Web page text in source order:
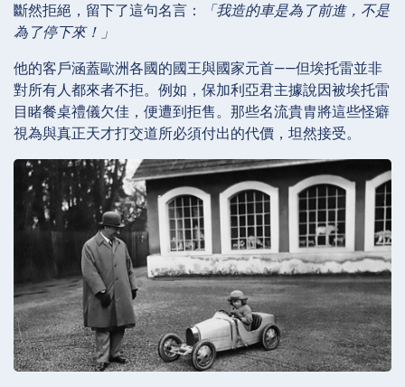
斷然拒絕，留下了這句名言：
「我造的車是為了前進，不是
為了停下來！」
他的客戶涵蓋歐洲各國的國王與國家元首——但埃托雷並非
對所有人都來者不拒。例如，保加利亞君主據說因被埃托雷
目睹餐桌禮儀欠佳，便遭到拒售。那些名流貴胄將這些怪癖
視為與真正天才打交道所必須付出的代價，坦然接受。